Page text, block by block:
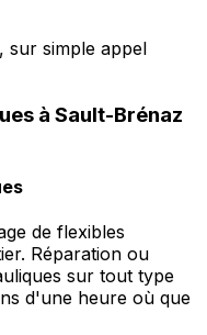
sur simple appel
à Sault-Brénaz
de flexibles
Réparation ou
sur tout type
d'une heure où que